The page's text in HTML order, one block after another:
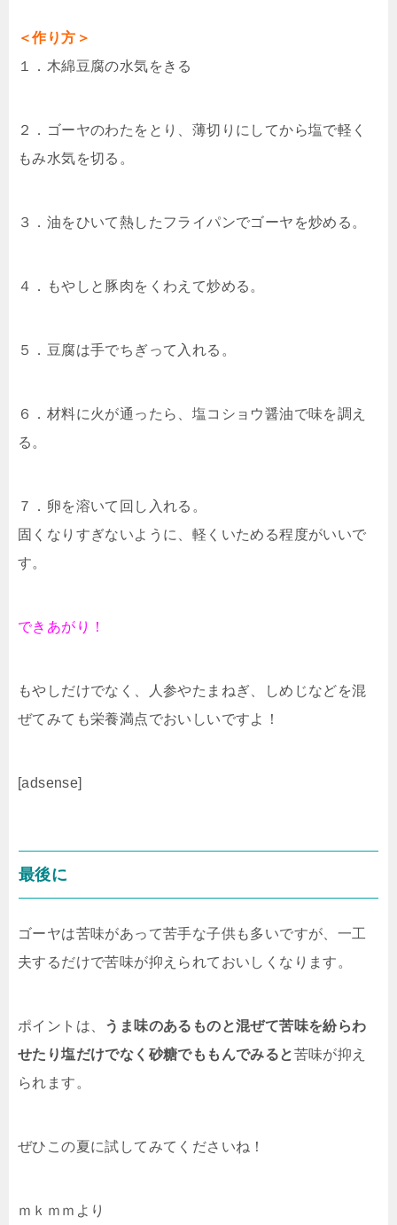
＜作り方＞
１．木綿豆腐の水気をきる
２．ゴーヤのわたをとり、薄切りにしてから塩で軽く
もみ水気を切る。
３．油をひいて熱したフライパンでゴーヤを炒める。
４．もやしと豚肉をくわえて炒める。
５．豆腐は手でちぎって入れる。
６．材料に火が通ったら、塩コショウ醤油で味を調え
る。
７．卵を溶いて回し入れる。
固くなりすぎないように、軽くいためる程度がいいで
す。
できあがり！
もやしだけでなく、人参やたまねぎ、しめじなどを混
ぜてみても栄養満点でおいしいですよ！
[adsense]
最後に
ゴーヤは苦味があって苦手な子供も多いですが、一工
夫するだけで苦味が抑えられておいしくなります。
ポイントは、 うま味のあるものと混ぜて苦味を紛らわ
せたり塩だけでなく砂糖でももんでみると苦味が抑え
られます。
ぜひこの夏に試してみてくださいね！
ｍｋｍｍより